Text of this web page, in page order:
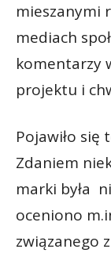
mieszanymi
mediach
komentarzy
projektu i
Pojawiło się
Zdaniem
marki była
oceniono
związanego